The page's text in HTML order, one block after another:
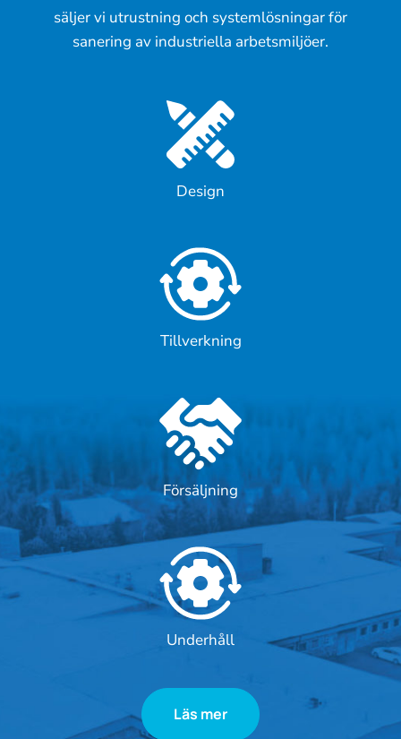
säljer vi utrustning och systemlösningar för
sanering av industriella arbetsmiljöer.
Design
Tillverkning
Försäljning
Underhåll
Läs mer